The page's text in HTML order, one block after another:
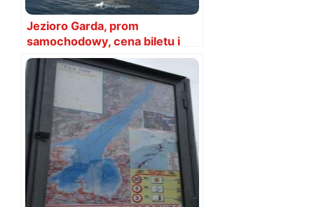
Jezioro Garda, prom
samochodowy, cena biletu i
porady w 2025